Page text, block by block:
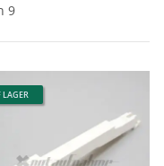
9
LAGER